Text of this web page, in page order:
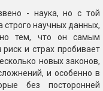
- наука, но с той
строго научных данных,
тем, что он самым
и страх пробивает
новых законов,
и особенно в
без посторонней